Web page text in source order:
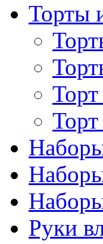
Торты
Руки